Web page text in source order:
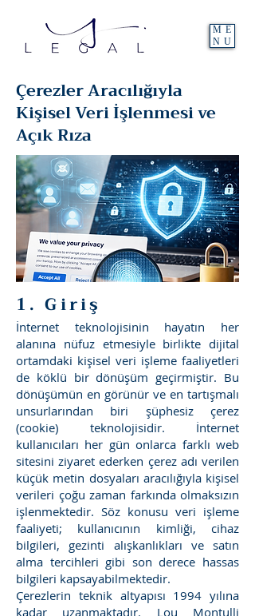
ME
NU
Çerezler Aracılığıyla
Kişisel Veri İşlenmesi ve
Açık Rıza
1. Giriş
İnternet teknolojisinin hayatın her
alanına nüfuz etmesiyle birlikte dijital
ortamdaki kişisel veri işleme faaliyetleri
de köklü bir dönüşüm geçirmiştir. Bu
dönüşümün en görünür ve en tartışmalı
unsurlarından biri şüphesiz çerez
(cookie) teknolojisidir. İnternet
kullanıcıları her gün onlarca farklı web
sitesini ziyaret ederken çerez adı verilen
küçük metin dosyaları aracılığıyla kişisel
verileri çoğu zaman farkında olmaksızın
işlenmektedir. Söz konusu veri işleme
faaliyeti; kullanıcının kimliği, cihaz
bilgileri, gezinti alışkanlıkları ve satın
alma tercihleri gibi son derece hassas
bilgileri kapsayabilmektedir.
Çerezlerin teknik altyapısı 1994 yılına
kadar uzanmaktadır. Lou Montulli